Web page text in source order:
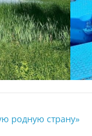
родную страну»